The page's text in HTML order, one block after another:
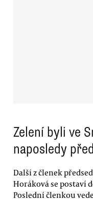
Zelení byli ve
naposledy
Další z členek
Horáková se postaví
Poslední členkou